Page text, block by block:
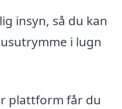
insyn, så du kan
i lugn
plattform får du